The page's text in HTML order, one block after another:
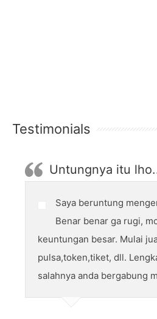
Testimonials
Untungnya itu
Saya beruntung
Benar benar ga rugi,
keuntungan besar. Mulai
pulsa,token,tiket, dll.
salahnya anda bergabung